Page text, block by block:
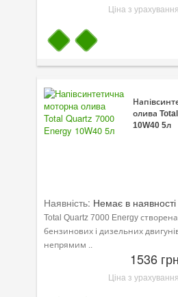
Клеї і герметики
Мастила
Спеціальні програми
Оливи для зброї
Оливи для моторів човнів
Продукція для саду
Ціна з
олива
10W40 5л
Наявність: Немає в наявності
Total Quartz 7000 Energy
бензинових і дизельних
непрямим ..
1536
Ціна з